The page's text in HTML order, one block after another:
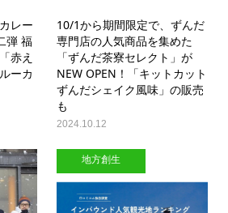
レー
弾 福
赤え
ーカ
10/1から期間限定で、ずんだ
専門店の人気商品を集めた
「ずんだ茶寮セレクト」が
NEW OPEN！「キットカット
ずんだシェイク風味」の販売
も
2024.10.12
地方創生